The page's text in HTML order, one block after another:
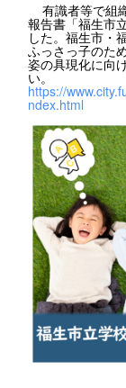
有識者等で組
報告書「福生市
した。福生市・
ふっさっ子のた
姿の具現化に向
い。
https://
ndex.html